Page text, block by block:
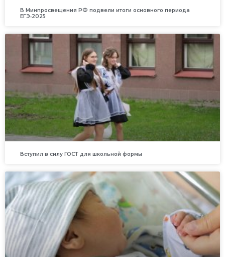
В Минпросвещения РФ подвели итоги основного периода
ЕГЭ‑2025
Вступил в силу ГОСТ для школьной формы